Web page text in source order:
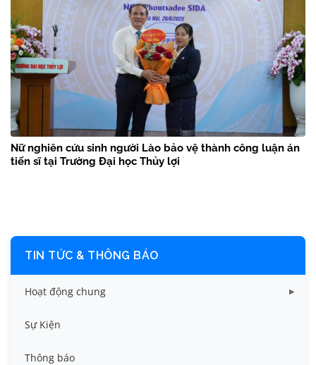
Nữ nghiên cứu sinh người Lào bảo vệ thành công luận án
tiến sĩ tại Trường Đại học Thủy lợi
TIN TỨC & THÔNG BÁO
Hoạt động chung
Tin công tác sinh viên
Tin đào tạo
Sự Kiện
Thông báo